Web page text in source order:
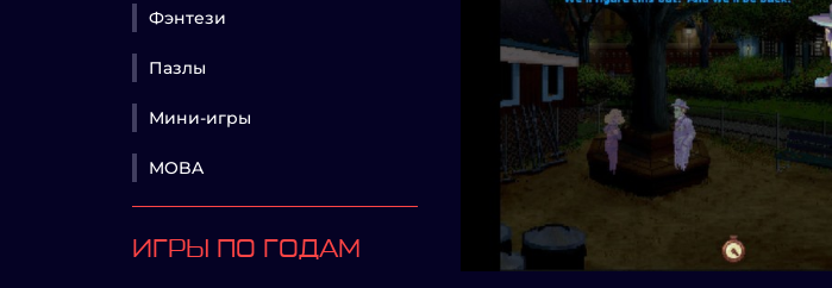
Фэнтези
Пазлы
Мини-игры
MOBA
ИГРЫ ПО ГОДАМ